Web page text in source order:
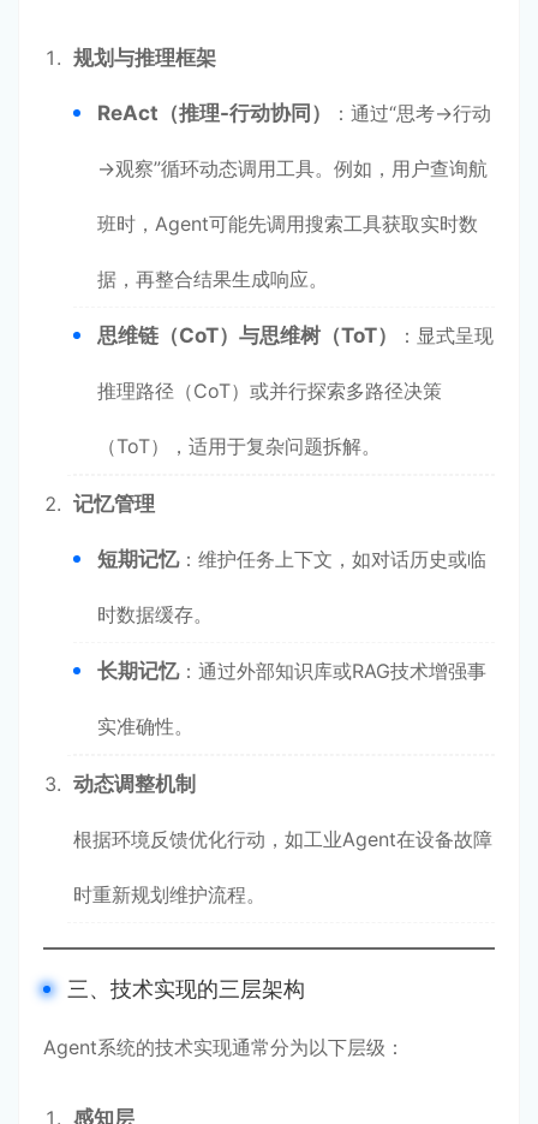
规划与推理框架
ReAct（推理-行动协同） ：通过“思考→行动
→观察”循环动态调用工具。例如，用户查询航
班时，Agent可能先调用搜索工具获取实时数
据，再整合结果生成响应。
思维链（CoT）与思维树（ToT） ：显式呈现
推理路径（CoT）或并行探索多路径决策
（ToT），适用于复杂问题拆解。
记忆管理
短期记忆：维护任务上下文，如对话历史或临
时数据缓存。
长期记忆：通过外部知识库或RAG技术增强事
实准确性。
动态调整机制
根据环境反馈优化行动，如工业Agent在设备故障
时重新规划维护流程。
三、技术实现的三层架构
Agent系统的技术实现通常分为以下层级：
感知层